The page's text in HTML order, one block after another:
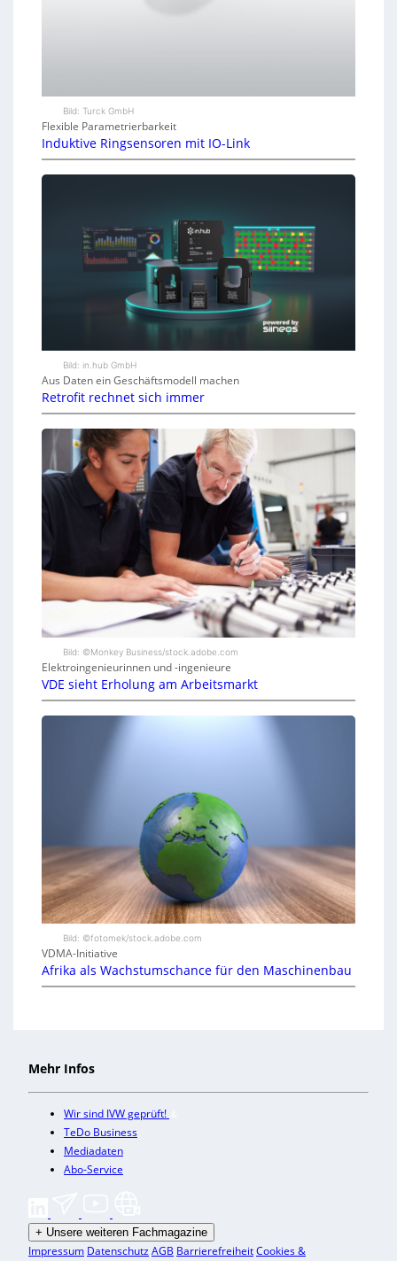
Bild: Turck GmbH
Flexible Parametrierbarkeit
Induktive Ringsensoren mit IO-Link
Bild: in.hub GmbH
Aus Daten ein Geschäftsmodell machen
Retrofit rechnet sich immer
Bild: ©Monkey Business/stock.adobe.com
Elektroingenieurinnen und -ingenieure
VDE sieht Erholung am Arbeitsmarkt
Bild: ©fotomek/stock.adobe.com
VDMA-Initiative
Afrika als Wachstumschance für den Maschinenbau
Mehr Infos
Wir sind IVW geprüft!
TeDo Business
Mediadaten
Abo-Service
+ Unsere weiteren Fachmagazine
Impressum DatenschutzAGB BarrierefreiheitCookies &